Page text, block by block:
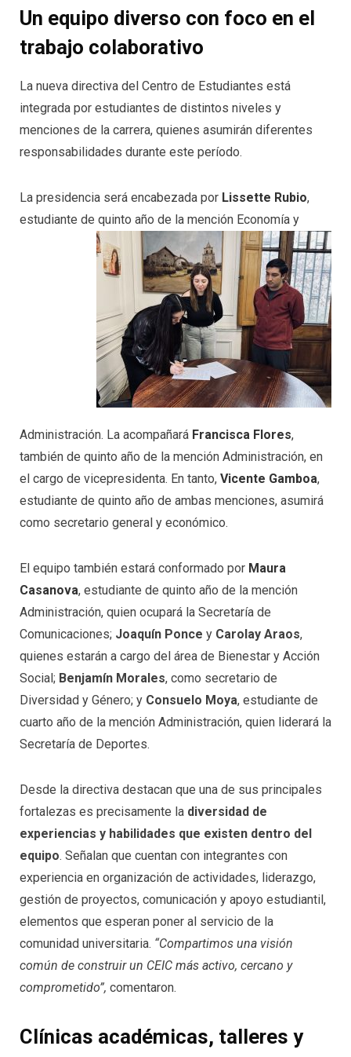
Un equipo diverso con foco en el
trabajo colaborativo
La nueva directiva del Centro de Estudiantes está
integrada por estudiantes de distintos niveles y
menciones de la carrera, quienes asumirán diferentes
responsabilidades durante este período.
La presidencia será encabezada por Lissette Rubio,
estudiante de quinto año de la mención Economía y
Administración. La acompañará Francisca Flores,
también de quinto año de la mención Administración, en
el cargo de vicepresidenta. En tanto, Vicente Gamboa,
estudiante de quinto año de ambas menciones, asumirá
como secretario general y económico.
El equipo también estará conformado por Maura
Casanova, estudiante de quinto año de la mención
Administración, quien ocupará la Secretaría de
Comunicaciones; Joaquín Ponce y Carolay Araos,
quienes estarán a cargo del área de Bienestar y Acción
Social; Benjamín Morales, como secretario de
Diversidad y Género; y Consuelo Moya, estudiante de
cuarto año de la mención Administración, quien liderará la
Secretaría de Deportes.
Desde la directiva destacan que una de sus principales
fortalezas es precisamente la diversidad de
experiencias y habilidades que existen dentro del
equipo. Señalan que cuentan con integrantes con
experiencia en organización de actividades, liderazgo,
gestión de proyectos, comunicación y apoyo estudiantil,
elementos que esperan poner al servicio de la
comunidad universitaria. “Compartimos una visión
común de construir un CEIC más activo, cercano y
comprometido”, comentaron.
Clínicas académicas, talleres y